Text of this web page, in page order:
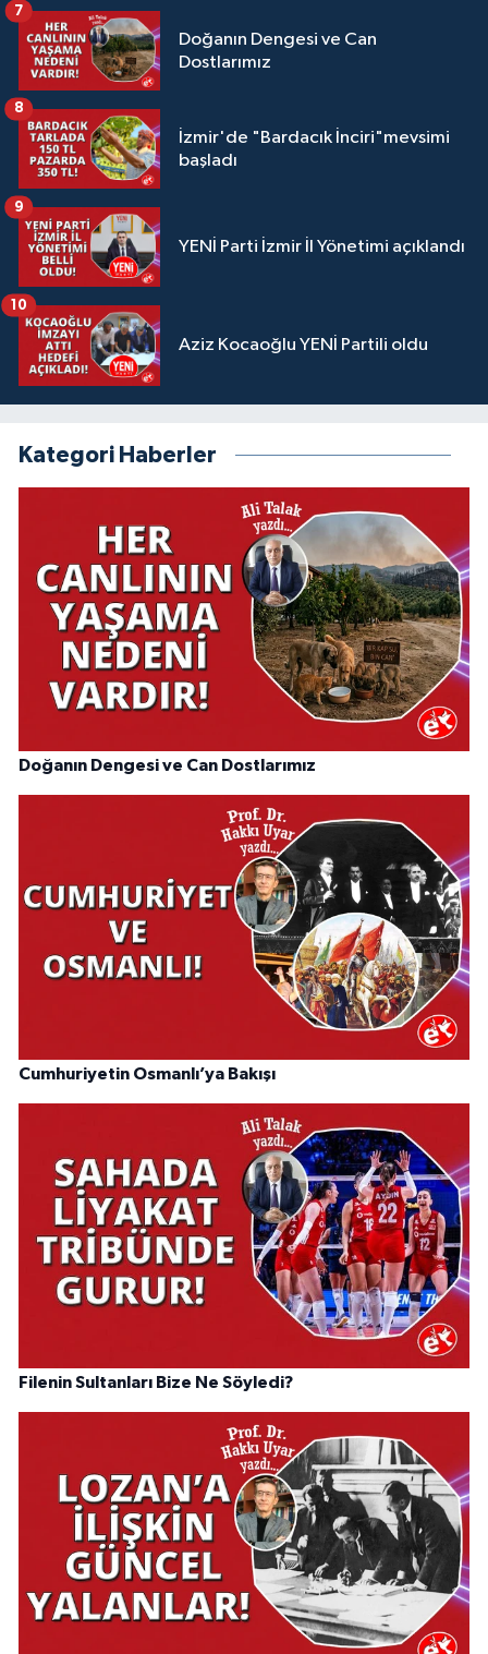
Doğanın Dengesi ve Can
Dostlarımız
7
İzmir'de "Bardacık İnciri"mevsimi
başladı
8
YENİ Parti İzmir İl Yönetimi açıklandı
9
Aziz Kocaoğlu YENİ Partili oldu
10
Kategori Haberler
Doğanın Dengesi ve Can Dostlarımız
Cumhuriyetin Osmanlı’ya Bakışı
Filenin Sultanları Bize Ne Söyledi?